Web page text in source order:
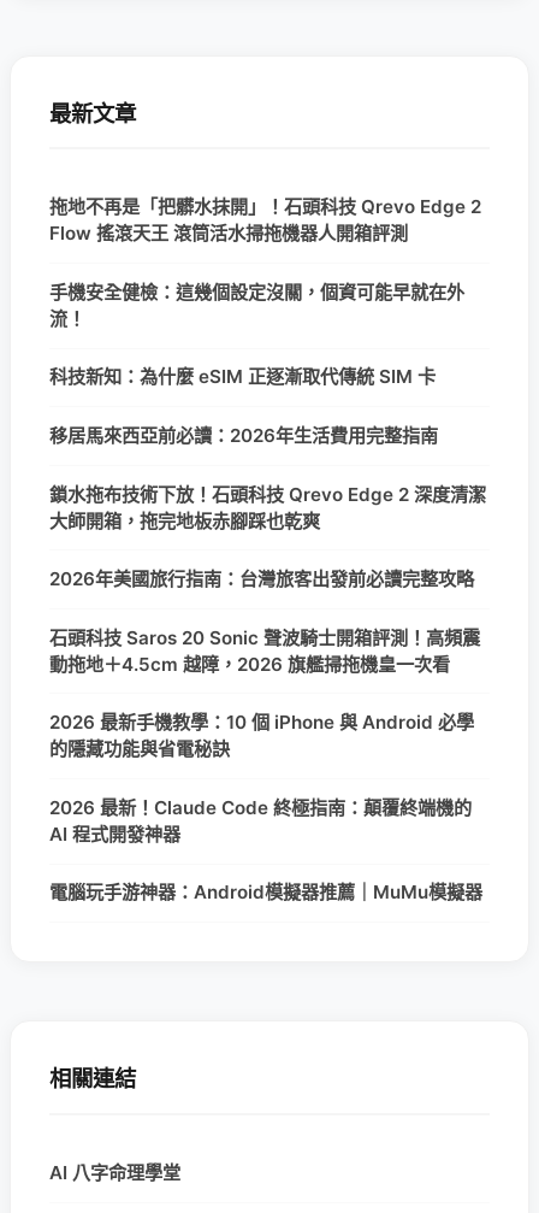
最新文章
拖地不再是「把髒水抹開」！石頭科技 Qrevo Edge 2
Flow 搖滾天王 滾筒活水掃拖機器人開箱評測
手機安全健檢：這幾個設定沒關，個資可能早就在外
流！
科技新知：為什麼 eSIM 正逐漸取代傳統 SIM 卡
移居馬來西亞前必讀：2026年生活費用完整指南
鎖水拖布技術下放！石頭科技 Qrevo Edge 2 深度清潔
大師開箱，拖完地板赤腳踩也乾爽
2026年美國旅行指南：台灣旅客出發前必讀完整攻略
石頭科技 Saros 20 Sonic 聲波騎士開箱評測！高頻震
動拖地＋4.5cm 越障，2026 旗艦掃拖機皇一次看
2026 最新手機教學：10 個 iPhone 與 Android 必學
的隱藏功能與省電秘訣
2026 最新！Claude Code 終極指南：顛覆終端機的
AI 程式開發神器
電腦玩手游神器：Android模擬器推薦｜MuMu模擬器
相關連結
AI 八字命理學堂